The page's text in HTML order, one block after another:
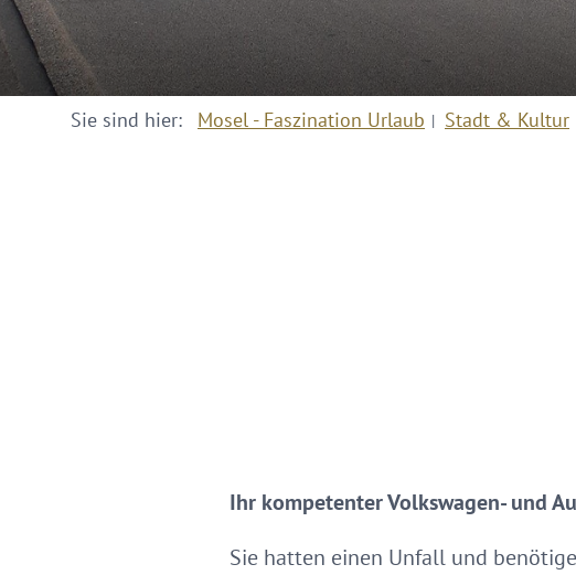
Sie sind hier: Mosel - Faszination Urlaub Stadt & Kultur
Ihr kompetenter Volkswagen- und
Sie hatten einen Unfall und